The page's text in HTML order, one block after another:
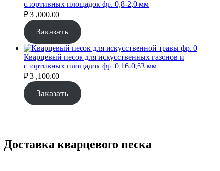
спортивных площадок фр. 0,8-2,0 мм
₽ 3 ,000.00
Заказать
Кварцевый песок для искусственных газонов и
спортивных площадок фр. 0,16-0,63 мм
₽ 3 ,100.00
Заказать
Доставка кварцевого песка